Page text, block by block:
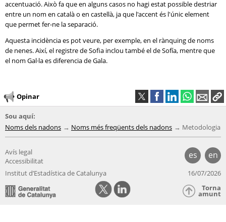
accentuació. Això fa que en alguns casos no hagi estat possible destriar
entre un nom en català o en castellà, ja que l'accent és l'únic element
que permet fer-ne la separació.
Aquesta incidència es pot veure, per exemple, en el rànquing de noms
de nenes. Així, el registre de Sofia inclou també el de Sofía, mentre que
el nom Gal·la es diferencia de Gala.
Opinar
Sou aquí:
Noms dels nadons
Noms més freqüents dels nadons Metodologia
es en
Avís legal
Accessibilitat
Institut d’Estadística de Catalunya
16/07/2026
Torna
amunt